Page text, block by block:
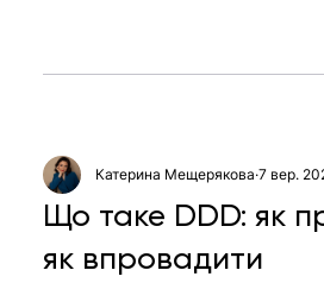
Що таке DDD: як
як впровадити
Катерина Мещерякова 7 вер.